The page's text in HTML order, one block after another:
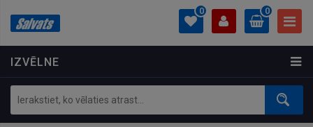
IZVĒLNE
0
PROFILS
Ielogoties
Izveidot kontu
0
0.00 €